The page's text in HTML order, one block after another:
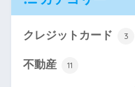
クレジットカード 3
不動産 11